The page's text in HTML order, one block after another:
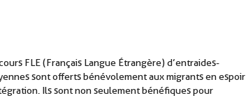
FLE (Français Langue Étrangère) d’entraides-
sont offerts bénévolement aux migrants en espoir
Ils sont non seulement bénéfiques pour